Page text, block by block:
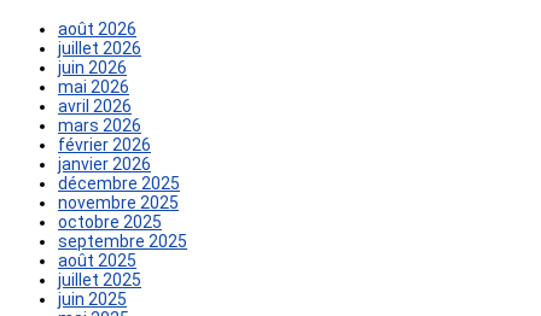
août 2026
juillet 2026
juin 2026
mai 2026
avril 2026
mars 2026
février 2026
janvier 2026
décembre 2025
novembre 2025
octobre 2025
septembre 2025
août 2025
juillet 2025
juin 2025